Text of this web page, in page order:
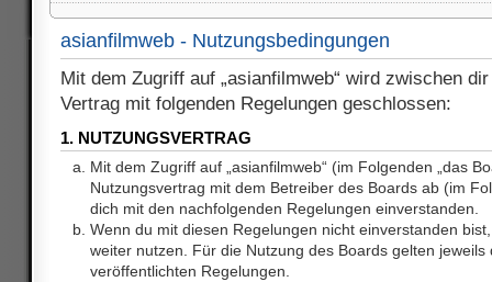
asianfilmweb - Nutzungsbedingungen
Mit dem Zugriff auf „asianfilmweb“ wird zwischen
Vertrag mit folgenden Regelungen geschlossen:
1. NUTZUNGSVERTRAG
Mit dem Zugriff auf „asianfilmweb“ (im Folgenden „das
Nutzungsvertrag mit dem Betreiber des Boards ab (im
dich mit den nachfolgenden Regelungen einverstanden.
Wenn du mit diesen Regelungen nicht einverstanden
weiter nutzen. Für die Nutzung des Boards gelten jeweils
veröffentlichten Regelungen.